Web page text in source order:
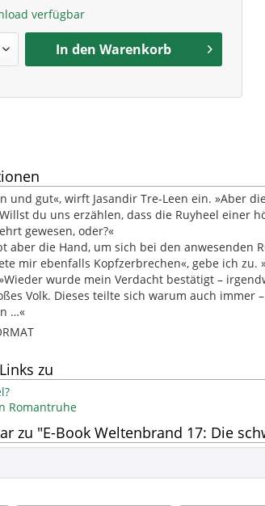
verfügbar
In den Warenkorb
und gut«, wirft Jasandir Tre-Leen ein. »Aber
du uns erzählen, dass die Ruyheel einer
gewesen, oder?«
aber die Hand, um sich bei den anwesenden
mir ebenfalls Kopfzerbrechen«, gebe ich
wurde mein Verdacht bestätigt –
Volk. Dieses teilte sich warum auch
…«
zu
Romantruhe
zu "E-Book Weltenbrand 17: Die